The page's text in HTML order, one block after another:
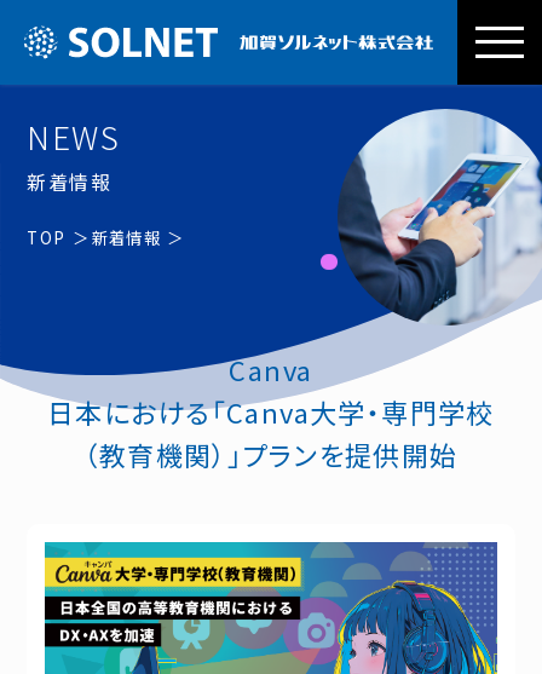
NEWS
新着情報
TOP 新着情報
Canva
日本における「Canva大学・専門学校
（教育機関）」プランを提供開始